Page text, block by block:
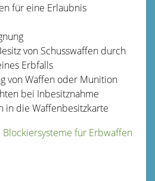
für eine Erlaubnis
von Schusswaffen durch
Erbfalls
von Waffen oder Munition
bei Inbesitznahme
in die Waffenbesitzkarte
für Erbwaffen